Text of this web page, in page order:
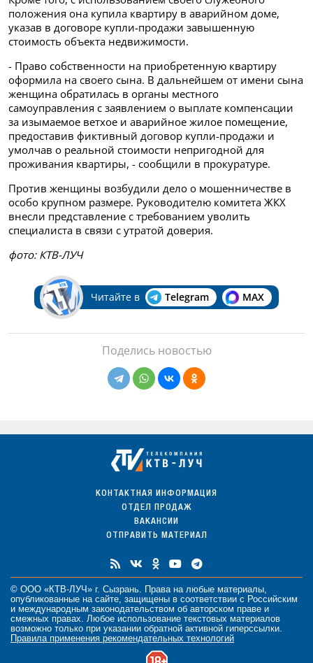
положения она купила квартиру в аварийном доме,
указав в договоре купли-продажи завышенную
стоимость объекта недвижимости.
- Право собственности на приобретенную квартиру
оформила на своего сына. В дальнейшем от имени сына
женщина обратилась в органы местного
самоуправления с заявлением о выплате компенсации
за изымаемое ветхое и аварийное жилое помещение,
предоставив фиктивный договор купли-продажи и
умолчав о реальной стоимости непригодной для
проживания квартиры, - сообщили в прокуратуре.
Против женщины возбудили дело о мошенничестве в
особо крупном размере. Руководителю комитета ЖКХ
внесли представление с требованием уволить
специалиста в связи с утратой доверия.
фото: КТВ-ЛУЧ
Читайте в Telegram MAX
Поделись новостью
КОНТАКТНАЯ ИНФОРМАЦИЯ
ОТДЕЛ ПРОДАЖ
ВАКАНСИИ
ОТПРАВИТЬ МАТЕРИАЛ
© ООО «КТВ-ЛУЧ» г. Сызрань. Права на любые материалы,
опубликованные на сайте, защищены в соответствии с Российским
и международным законодательством об авторском праве и
смежных правах. Любое использование текстовых материалов
возможно только при указании обратной активной гиперссылки.
Правила применения рекомендательных технологий